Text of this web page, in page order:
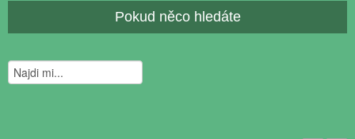
Pokud něco hledáte